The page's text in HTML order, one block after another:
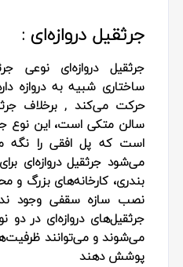
جرثقیل دروازه‌ای :
جرثقیل دروازه‌ای
ساختاری شبیه به دروازه
حرکت می‌کند , برخلاف
سالن متکی است، این نوع
است که پل افقی را نگه
می‌شود جرثقیل دروازه‌ای
بندری، کارخانه‌های بزرگ و
نصب سازه سقفی وجود
جرثقیل‌های دروازه‌ای در
می‌شوند و می‌توانند
پوشش دهند